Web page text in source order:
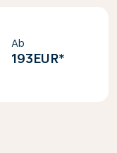
Ab
193EUR*